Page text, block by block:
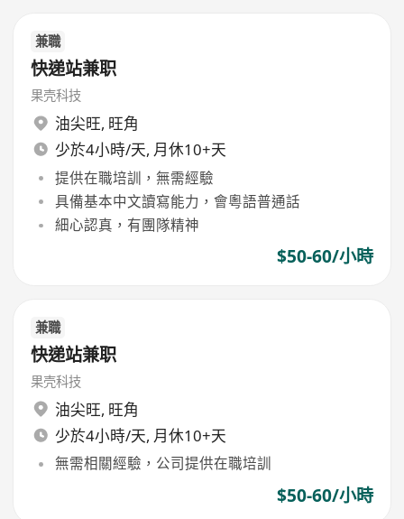
兼職
快递站兼职
果壳科技
油尖旺, 旺角
少於4小時/天, 月休10+天
提供在職培訓，無需經驗
具備基本中文讀寫能力，會粵語普通話
細心認真，有團隊精神
$50-60/小時
兼職
快递站兼职
果壳科技
油尖旺, 旺角
少於4小時/天, 月休10+天
無需相關經驗，公司提供在職培訓
$50-60/小時